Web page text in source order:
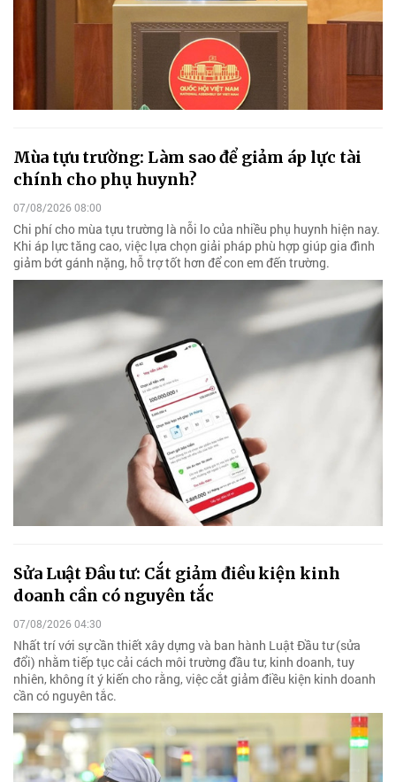
Mùa tựu trường: Làm sao để giảm áp lực tài
chính cho phụ huynh?
07/08/2026 08:00
Chi phí cho mùa tựu trường là nỗi lo của nhiều phụ huynh hiện nay.
Khi áp lực tăng cao, việc lựa chọn giải pháp phù hợp giúp gia đình
giảm bớt gánh nặng, hỗ trợ tốt hơn để con em đến trường.
Sửa Luật Đầu tư: Cắt giảm điều kiện kinh
doanh cần có nguyên tắc
07/08/2026 04:30
Nhất trí với sự cần thiết xây dựng và ban hành Luật Đầu tư (sửa
đổi) nhằm tiếp tục cải cách môi trường đầu tư, kinh doanh, tuy
nhiên, không ít ý kiến cho rằng, việc cắt giảm điều kiện kinh doanh
cần có nguyên tắc.